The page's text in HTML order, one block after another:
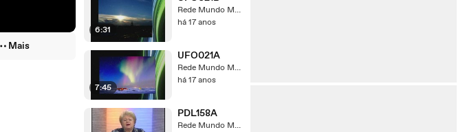
Mais
6:31
Rede Mundo Maior
há 17 anos
7:45
UFO021A
Rede Mundo Maior
há 17 anos
PDL158A
Rede Mundo Maior